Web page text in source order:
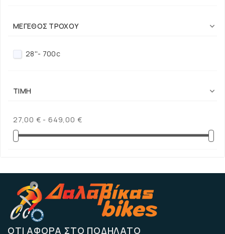
ΜΈΓΕΘΟΣ ΤΡΟΧΟΎ

28''- 700c
ΤΙΜΉ 
27,00 € - 649,00 €
ΌΤΙ ΑΦΟΡΆ ΣΤΟ ΠΟΔΉΛΑΤΟ